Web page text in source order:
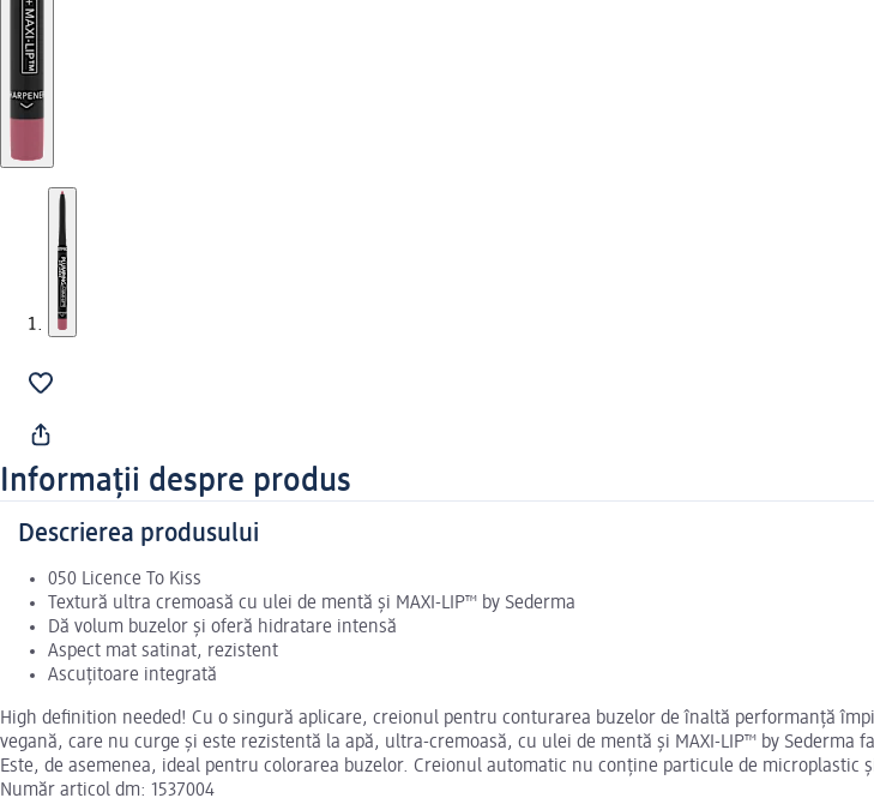
Informații despre produs
Descrierea produsului
050 Licence To Kiss
Textură ultra cremoasă cu ulei de mentă și MAXI-LIP™ by Sederma
Dă volum buzelor și oferă hidratare intensă
Aspect mat satinat, rezistent
Ascuțitoare integrată
High definition needed! Cu o singură aplicare, creionul pentru conturarea buzelor de înaltă performanță
vegană, care nu curge și este rezistentă la apă, ultra-cremoasă, cu ulei de mentă și MAXI-LIP™ by
Este, de asemenea, ideal pentru colorarea buzelor. Creionul automatic nu conține particule de
Număr articol dm: 1537004